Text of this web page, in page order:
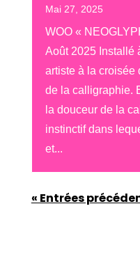
Mai 27, 2025
WOO «
Août 2025 Installé
artiste à la croisée
de la calligraphie.
la douceur de la
instinctif dans
et...
« Entrées